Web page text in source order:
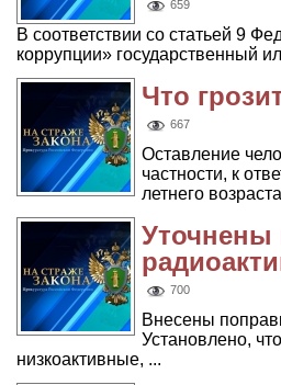
659
В соответствии со статьей 9
коррупции» государственный
Что
667
Оставление
частности, к
летнего
Уточнены
700
Внесены
Установлено,
низкоактивные, ...